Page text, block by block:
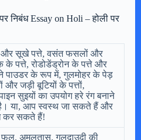
निबंध Essay on Holi – होली पर
और सूखे पत्ते, वसंत फसलों और
के पत्ते, रोडोडेंड्रोन के पत्ते और
पाउडर के रूप में, गुलमोहर के पेड़
जड़ी बूटियों के पत्तों,
सुइयों का उपयोग हरे रंग बनाने
या, आप स्वस्थ जा सकते हैं और
कर सकते हैं!
फल, अमलतास, गुलदाउदी की